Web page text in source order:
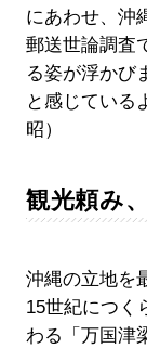
にあわせ、沖
郵送世論調査
る姿が浮かび
と感じている
昭）
観光頼み
沖縄の立地を
15世紀につく
わる「万国津